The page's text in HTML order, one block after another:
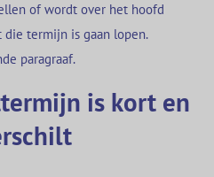
of wordt over het hoofd
termijn is gaan lopen.
paragraaf.
is kort en